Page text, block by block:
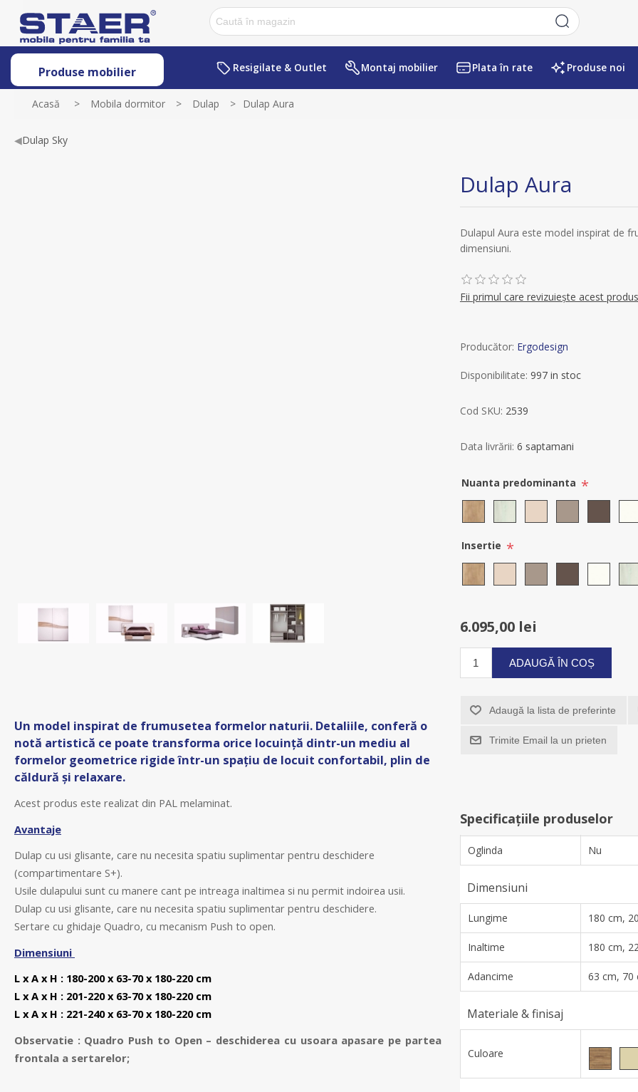
Produse mobilier Resigilate & Outlet Montaj mobilier Plata în rate Produse noi
Acasă > Mobila dormitor > Dulap > Dulap Aura
◀Dulap Sky
Dulap Aura
Dulapul Aura este model inspirat de
dimensiuni.
Fii primul care revizuiește acest produs
Producător: Ergodesign
Disponibilitate: 997 in stoc
Cod SKU: 2539
Data livrării: 6 saptamani
Nuanta predominanta *
Insertie *
6.095,00 lei
ADAUGĂ ÎN COȘ
Adaugă la lista de preferinte
Trimite Email la un prieten
Un model inspirat de frumusetea formelor naturii. Detaliile, conferă o
notă artistică ce poate transforma orice locuință dintr-un mediu al
formelor geometrice rigide într-un spațiu de locuit confortabil, plin de
căldură și relaxare.
Acest produs este realizat din PAL melaminat.
Avantaje
Dulap cu usi glisante, care nu necesita spatiu suplimentar pentru deschidere
(compartimentare S+).
Usile dulapului sunt cu manere cant pe intreaga inaltimea si nu permit indoirea usii.
Dulap cu usi glisante, care nu necesita spatiu suplimentar pentru deschidere.
Sertare cu ghidaje Quadro, cu mecanism Push to open.
Dimensiuni
L x A x H : 180-200 x 63-70 x 180-220 cm
L x A x H : 201-220x 63-70 x 180-220 cm
L x A x H : 221-240 x 63-70 x 180-220 cm
Observatie : Quadro Push to Open – deschiderea cu usoara apasare pe partea
frontala a sertarelor;
Specificațiile produselor
Numele atributului Valoarea
Oglinda Nu
Dimensiuni
Lungime 180 cm,
Inaltime 180 cm,
Adancime 63 cm, 70
Materiale & finisaj
Culoare